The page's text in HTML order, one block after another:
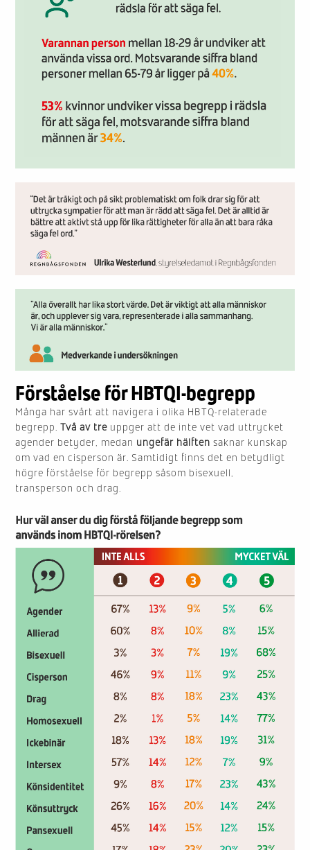
Förståelse för HBTQI-begrepp
Många har svårt att navigera i olika HBTQ-relaterade
begrepp.Två av tre uppger att de inte vet vad uttrycket
agender betyder, medan ungefär hälften saknar kunskap
om vad en cisperson är. Samtidigt finns det en betydligt
högre förståelse för begrepp såsom bisexuell,
transperson och drag.